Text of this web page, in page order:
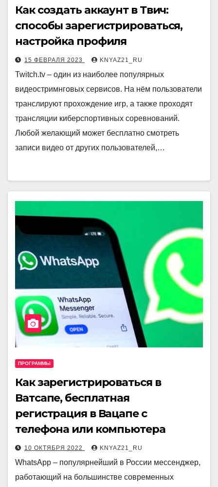
Как создать аккаунт в Твич:
способы зарегистрироваться,
настройка профиля
15 ФЕВРАЛЯ 2023 KNYAZ21_RU
Twitch.tv – один из наиболее популярных
видеостримнговых сервисов. На нём пользователи
транслируют прохождение игр, а также проходят
трансляции киберспортивных соревнований.
Любой желающий может бесплатно смотреть
записи видео от других пользователей,…
ПРОГРАММЫ
Как зарегистрироваться в
Ватсапе, бесплатная
регистрация в Вацапе с
телефона или компьютера
10 ОКТЯБРЯ 2022 KNYAZ21_RU
WhatsApp – популярнейший в России мессенджер,
работающий на большинстве современных